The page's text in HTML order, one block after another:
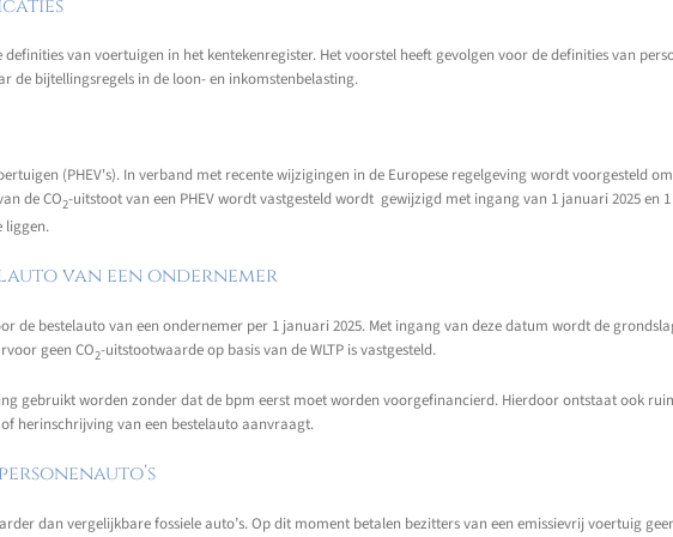
van voertuigen in het kentekenregister. Het voorstel heeft gevolgen voor de definities van
de bijtellingsregels in de loon- en inkomstenbelasting.
(PHEV's). In verband met recente wijzigingen in de Europese regelgeving wordt voorgesteld
de CO2-uitstoot van een PHEV wordt vastgesteld wordt gewijzigd met ingang van 1 januari 2025 en 1
liggen.
van een ondernemer
de bestelauto van een ondernemer per 1 januari 2025. Met ingang van deze datum wordt de
geen CO2-uitstootwaarde op basis van de WLTP is vastgesteld.
gebruikt worden zonder dat de bpm eerst moet worden voorgefinancierd. Hierdoor ontstaat ook
herinschrijving van een bestelauto aanvraagt.
dan vergelijkbare fossiele auto’s. Op dit moment betalen bezitters van een emissievrij voertuig